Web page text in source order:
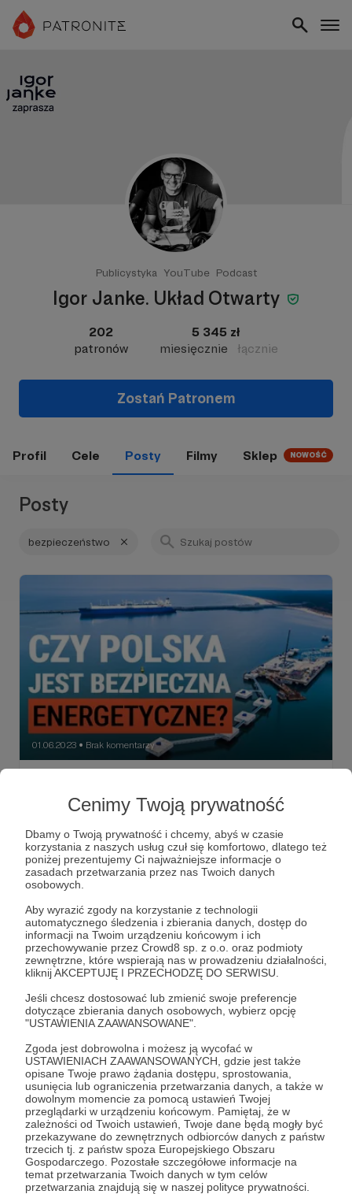
Cenimy Twoją prywatność
Dbamy o Twoją prywatność i chcemy, abyś w czasie
korzystania z naszych usług czuł się komfortowo, dlatego też
poniżej prezentujemy Ci najważniejsze informacje o
zasadach przetwarzania przez nas Twoich danych
osobowych.
Aby wyrazić zgody na korzystanie z technologii
automatycznego śledzenia i zbierania danych, dostęp do
informacji na Twoim urządzeniu końcowym i ich
przechowywanie przez Crowd8 sp. z o.o. oraz podmioty
zewnętrzne, które wspierają nas w prowadzeniu działalności,
kliknij AKCEPTUJĘ I PRZECHODZĘ DO SERWISU.
Jeśli chcesz dostosować lub zmienić swoje preferencje
dotyczące zbierania danych osobowych, wybierz opcję
"USTAWIENIA ZAAWANSOWANE".
Zgoda jest dobrowolna i możesz ją wycofać w
USTAWIENIACH ZAAWANSOWANYCH, gdzie jest także
opisane Twoje prawo żądania dostępu, sprostowania,
usunięcia lub ograniczenia przetwarzania danych, a także w
dowolnym momencie za pomocą ustawień Twojej
przeglądarki w urządzeniu końcowym. Pamiętaj, że w
zależności od Twoich ustawień, Twoje dane będą mogły być
przekazywane do zewnętrznych odbiorców danych z państw
trzecich tj. z państw spoza Europejskiego Obszaru
Gospodarczego. Pozostałe szczegółowe informacje na
temat przetwarzania Twoich danych w tym celów
przetwarzania znajdują się w naszej polityce prywatności.
Publicystyka YouTube Podcast
Igor Janke. Układ Otwarty
202
patronów
5 345 zł
miesięcznie
łącznie
Zostań Patronem
Profil Cele Posty Filmy Sklep NOWOŚĆ
Posty
bezpieczeństwo
01.06.2023 ● Brak komentarzy
energetycznie? [Fragment
przedpremierowo]
Czy jesteśmy państwem bezpiecznym energetycznie?
Jak Polska wygląda na tle innych państw? Jak się zmieniła
sytuacja Polski w porównaniu do ubiegłego roku? Co
musimy jeszcze poprawić, żeby czuć się bezpiecznie? Na
te pytania odpowiada Maciej Gacki, ekspert Instytutu
energetyka
Dołącz do grona Patronów!
Wesprzyj działalność AutoraIgor Janke. Układ
Otwartyjuż teraz!